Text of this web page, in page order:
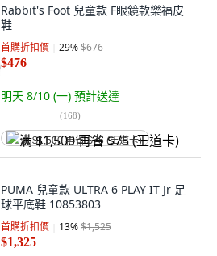
Rabbit's Foot 兒童款 F眼鏡款樂福皮
鞋
首購折扣價 29%$676
$476
明天 8/10 (一) 預計送達
(168)
满 $1,500 再省 $75 (王道卡)
PUMA 兒童款 ULTRA 6 PLAY IT Jr 足
球平底鞋 10853803
首購折扣價 13%$1,525
$1,325